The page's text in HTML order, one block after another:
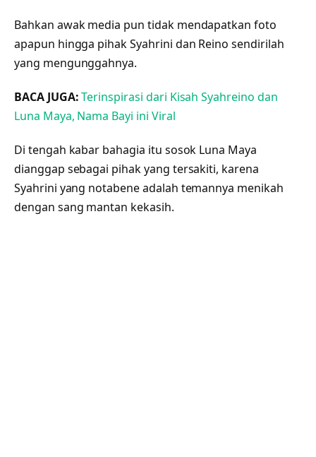
Bahkan awak media pun tidak mendapatkan foto
apapun hingga pihak Syahrini dan Reino sendirilah
yang mengunggahnya.
BACA JUGA: Terinspirasi dari Kisah Syahreino dan
Luna Maya, Nama Bayi ini Viral
Di tengah kabar bahagia itu sosok Luna Maya
dianggap sebagai pihak yang tersakiti, karena
Syahrini yang notabene adalah temannya menikah
dengan sang mantan kekasih.